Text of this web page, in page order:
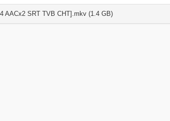
AACx2 SRT TVB CHT].mkv (1.4 GB)